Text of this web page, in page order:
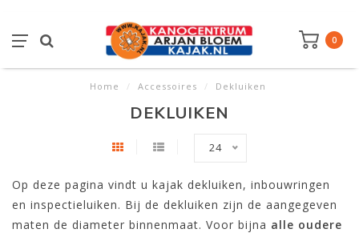
0
Home / Accessoires / Dekluiken
DEKLUIKEN
24
Op deze pagina vindt u kajak dekluiken, inbouwringen
en inspectieluiken. Bij de dekluiken zijn de aangegeven
maten de diameter binnenmaat. Voor bijna alle oudere